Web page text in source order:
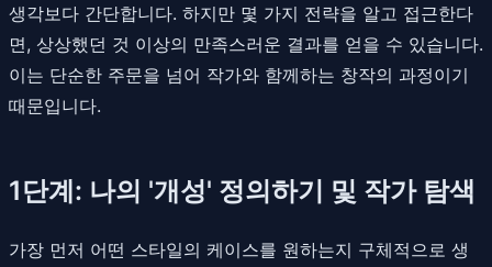
생각보다 간단합니다. 하지만 몇 가지 전략을 알고 접근한다
면, 상상했던 것 이상의 만족스러운 결과를 얻을 수 있습니다.
이는 단순한 주문을 넘어 작가와 함께하는 창작의 과정이기
때문입니다.
1단계: 나의 '개성' 정의하기 및 작가 탐색
가장 먼저 어떤 스타일의 케이스를 원하는지 구체적으로 생